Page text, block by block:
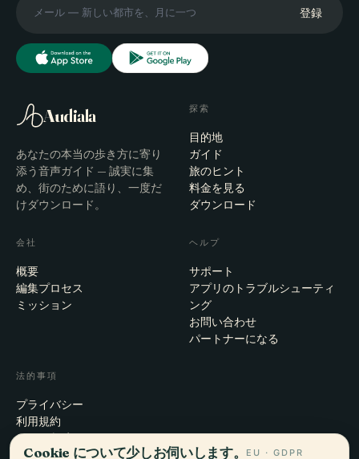
登録
Audiala
あなたの本当の歩き方に寄り
添う音声ガイド — 誠実に集
め、街のために語り、一度だ
けダウンロード。
探索
目的地
ガイド
旅のヒント
料金を見る
ダウンロード
会社
概要
編集プロセス
ミッション
ヘルプ
サポート
アプリのトラブルシューティ
ング
お問い合わせ
パートナーになる
法的事項
プライバシー
利用規約
Cookie設定
アカウント削除
Cookie について少しお伺いします。 EU · GDPR